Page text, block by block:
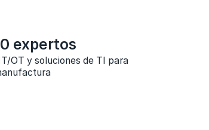
expertos
OT y soluciones de TI para